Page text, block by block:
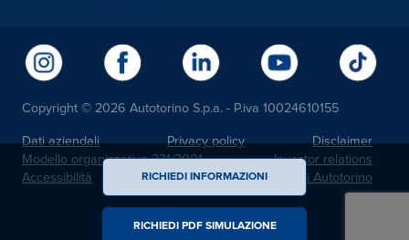
RICHIEDI INFORMAZIONI
RICHIEDI PDF SIMULAZIONE
Copyright © 2026 Autotorino S.p.a. - P.iva 10024610155
Dati aziendali Privacy policy
Disclaimer
Modello organizzativo 231/2001
Investor relations
Accessibilità
Noi Autotorino